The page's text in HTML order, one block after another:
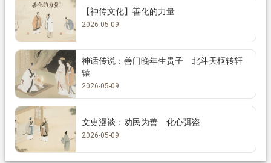
【神传文化】善化的力量
2026-05-09
神话传说：善门晚年生贵子 北斗天枢转轩
辕
2026-05-09
文史漫谈：劝民为善 化心弭盗
2026-05-09